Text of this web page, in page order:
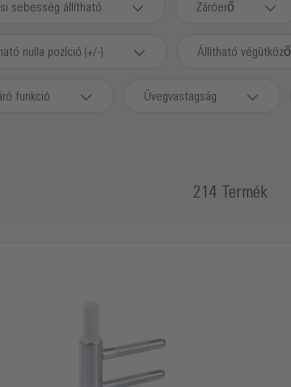
sebesség állítható Záróerő
nulla pozíció (+/-) Állítható végütköző
funkció Üvegvastagság
214 Termék